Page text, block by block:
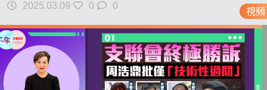
視頻
2025.03.09 0 0